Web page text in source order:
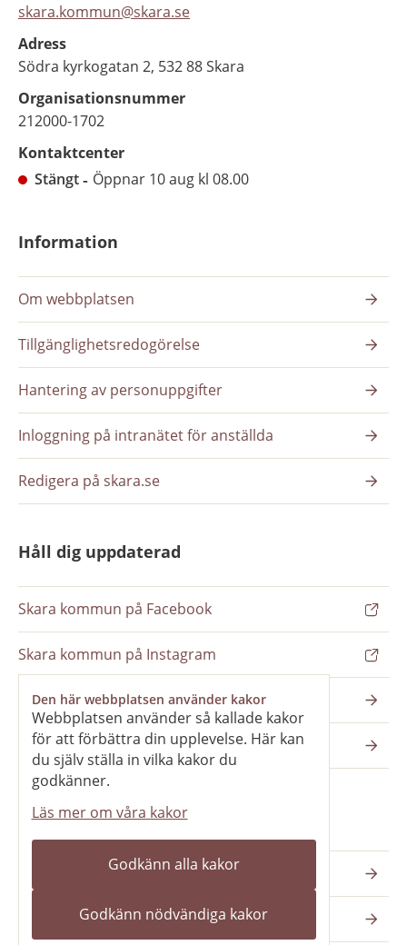
Den här webbplatsen använder kakor
Webbplatsen använder så kallade kakor
för att förbättra din upplevelse. Här kan
du själv ställa in vilka kakor du
godkänner.
Läs mer om våra kakor
Godkänn alla kakor
Godkänn nödvändiga kakor
skara.kommun@skara.se
Adress
Södra kyrkogatan 2, 532 88 Skara
Organisationsnummer
212000-1702
Kontaktcenter
Stängt
Öppnar 10 aug kl 08.00
Information
Om webbplatsen
Tillgänglighetsredogörelse
Hantering av personuppgifter
Inloggning på intranätet för anställda
Redigera på skara.se
Håll dig uppdaterad
Skara kommun på Facebook
Skara kommun på Instagram
Nyhetsbrev
Pressrum
Våra webbplatser
Katedralskolan
Vilans fritidsområde